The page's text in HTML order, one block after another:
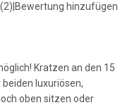
(2) Bewertung hinzufügen
Kratzen an den 15
luxuriösen,
oben sitzen oder